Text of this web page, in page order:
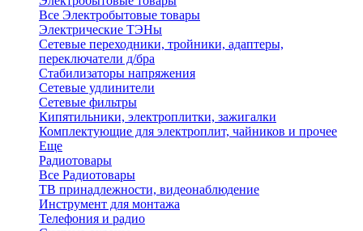
Все Электробытовые товары
Электрические ТЭНы
Сетевые переходники, тройники, адаптеры,
переключатели д/бра
Стабилизаторы напряжения
Сетевые удлинители
Сетевые фильтры
Кипятильники, электроплитки, зажигалки
Комплектующие для электроплит, чайников и прочее
Еще
Радиотовары
Все Радиотовары
ТВ принадлежности, видеонаблюдение
Инструмент для монтажа
Телефония и радио